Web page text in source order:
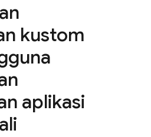
kustom
aplikasi